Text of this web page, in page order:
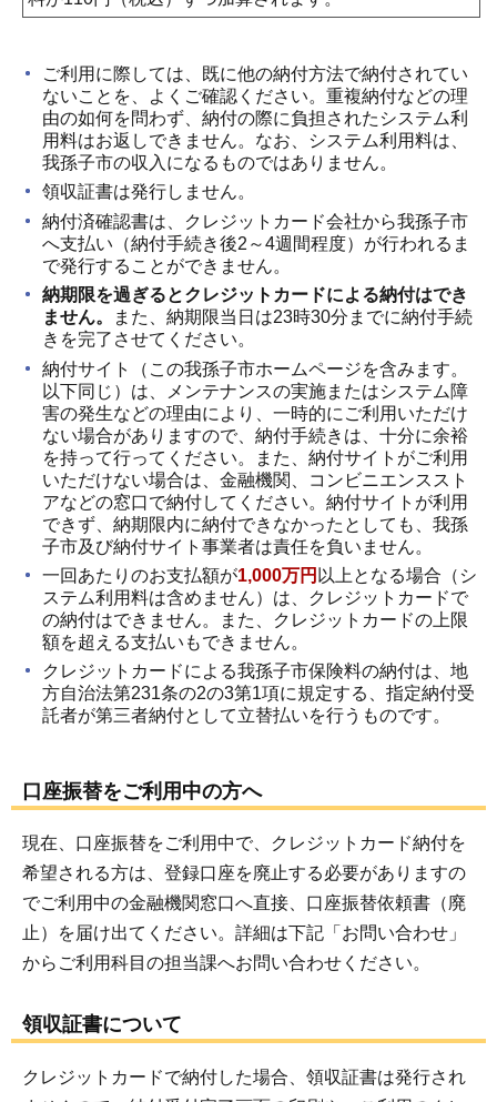
ご利用に際しては、既に他の納付方法で納付されてい
ないことを、よくご確認ください。重複納付などの理
由の如何を問わず、納付の際に負担されたシステム利
用料はお返しできません。なお、システム利用料は、
我孫子市の収入になるものではありません。
領収証書は発行しません。
納付済確認書は、クレジットカード会社から我孫子市
へ支払い（納付手続き後2～4週間程度）が行われるま
で発行することができません。
納期限を過ぎるとクレジットカードによる納付はでき
ません。
また、納期限当日は23時30分までに納付手続
きを完了させてください。
納付サイト（この我孫子市ホームページを含みます。
以下同じ）は、メンテナンスの実施またはシステム障
害の発生などの理由により、一時的にご利用いただけ
ない場合がありますので、納付手続きは、十分に余裕
を持って行ってください。また、納付サイトがご利用
いただけない場合は、金融機関、コンビニエンススト
アなどの窓口で納付してください。納付サイトが利用
できず、納期限内に納付できなかったとしても、我孫
子市及び納付サイト事業者は責任を負いません。
一回あたりのお支払額が1,000万円 以上となる場合（シ
ステム利用料は含めません）は、クレジットカードで
の納付はできません。また、クレジットカードの上限
額を超える支払いもできません。
クレジットカードによる我孫子市保険料の納付は、地
方自治法第231条の2の3第1項に規定する、指定納付受
託者が第三者納付として立替払いを行うものです。
口座振替をご利用中の方へ
現在、口座振替をご利用中で、クレジットカード納付を
希望される方は、登録口座を廃止する必要がありますの
でご利用中の金融機関窓口へ直接、口座振替依頼書（廃
止）を届け出てください。詳細は下記「お問い合わせ」
からご利用科目の担当課へお問い合わせください。
領収証書について
クレジットカードで納付した場合、領収証書は発行され